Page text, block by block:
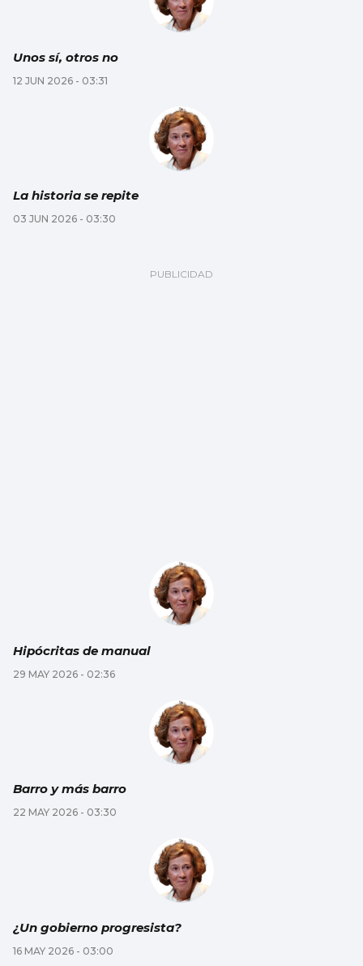
Unos sí, otros no
12 JUN 2026 - 03:31
La historia se repite
03 JUN 2026 - 03:30
Hipócritas de manual
29 MAY 2026 - 02:36
Barro y más barro
22 MAY 2026 - 03:30
¿Un gobierno progresista?
16 MAY 2026 - 03:00